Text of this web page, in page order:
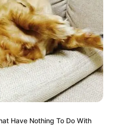
„Batman Forever”z 1995
roku do sprzedaży trafi
czterema filmami.
jednak dopiero na17
specyfikację płyt 4K UHD,
będą zwierały ścieżkę
w systemieHDR10– a
z oryginalnych
Have Nothing To Do With